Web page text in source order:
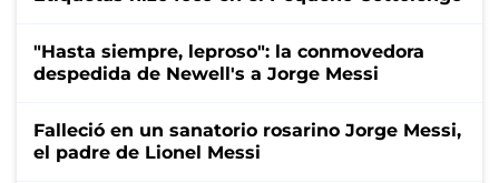
"Hasta siempre, leproso": la conmovedora
despedida de Newell's a Jorge Messi
Falleció en un sanatorio rosarino Jorge Messi,
el padre de Lionel Messi